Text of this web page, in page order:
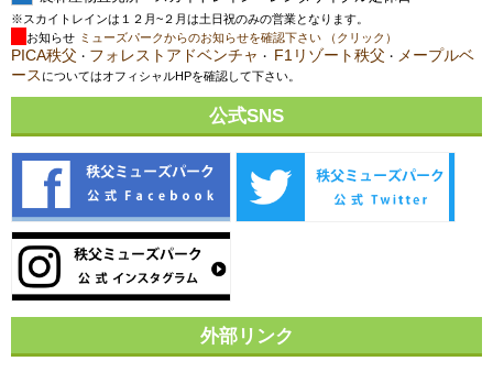
※スカイトレインは１２月~２月は土日祝のみの営業となります。
お知らせ ミューズパークからのお知らせを確認下さい （クリック）
PICA秩父 ・ フォレストアドベンチャ ・ F1リゾート秩父 ・ メープルベ
ース についてはオフィシャルHPを確認して下さい。
公式SNS
外部リンク